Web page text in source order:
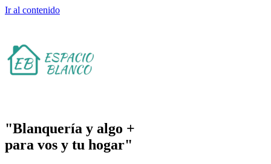
Ir al contenido
"Blanquería y algo +
para vos y tu hogar"